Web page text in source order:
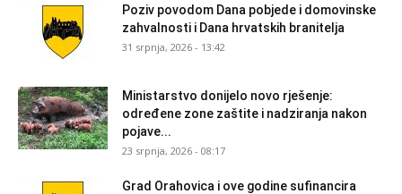
Poziv povodom Dana pobjede i domovinske
zahvalnosti i Dana hrvatskih branitelja
31 srpnja, 2026 - 13:42
Ministarstvo donijelo novo rješenje:
određene zone zaštite i nadziranja nakon
pojave...
23 srpnja, 2026 - 08:17
Grad Orahovica i ove godine sufinancira